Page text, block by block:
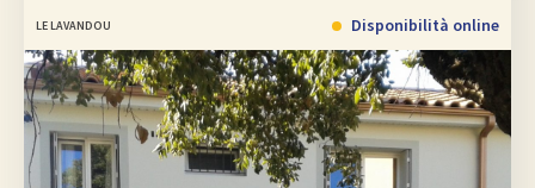
LE LAVANDOU Disponibilità online